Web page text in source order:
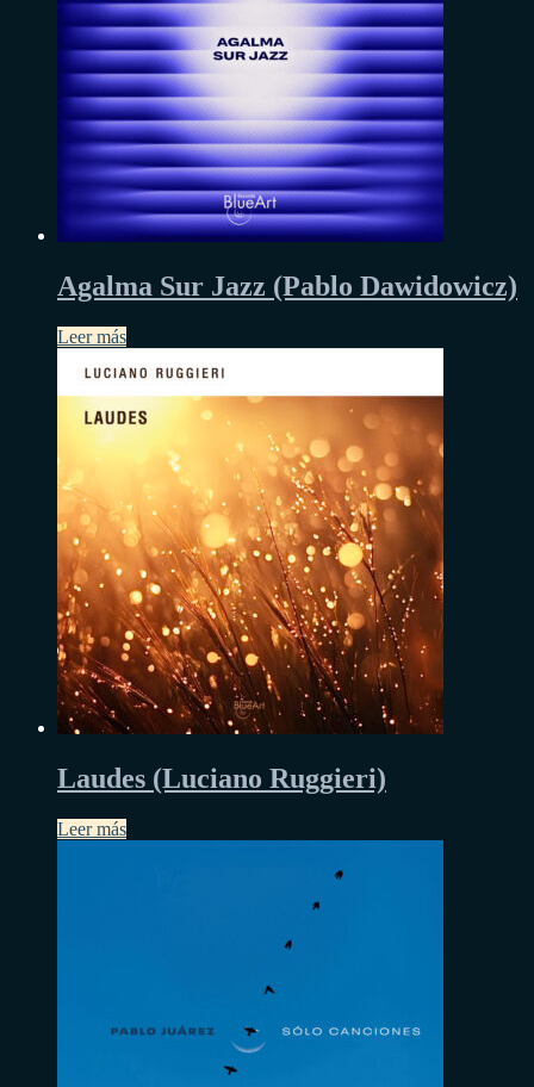
Agalma Sur Jazz (Pablo Dawidowicz)
Leer más
Laudes (Luciano Ruggieri)
Leer más